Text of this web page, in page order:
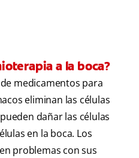
a la boca?
medicamentos para
eliminan las células
dañar las células
en la boca. Los
problemas con sus